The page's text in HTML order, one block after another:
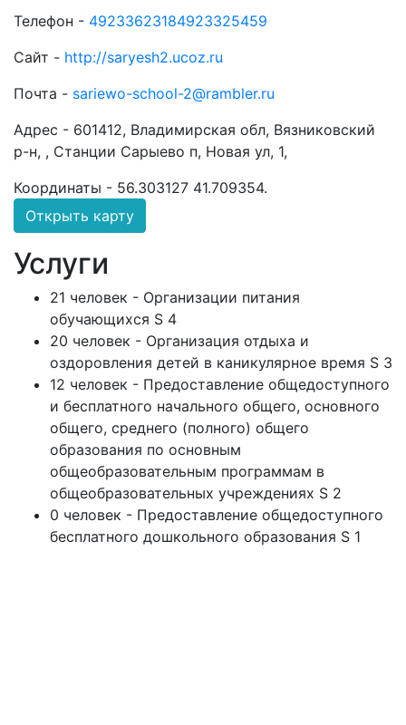
Телефон - 49233623184923325459
Сайт - http://saryesh2.ucoz.ru
Почта - sariewo-school-2@rambler.ru
Адрес - 601412, Владимирская обл, Вязниковский
р-н, , Станции Сарыево п, Новая ул, 1,
Координаты - 56.303127 41.709354.
Открыть карту
Услуги
21 человек - Организации питания
обучающихся S 4
20 человек - Организация отдыха и
оздоровления детей в каникулярное время S 3
12 человек - Предоставление общедоступного
и бесплатного начального общего, основного
общего, среднего (полного) общего
образования по основным
общеобразовательным программам в
общеобразовательных учреждениях S 2
0 человек - Предоставление общедоступного
бесплатного дошкольного образования S 1